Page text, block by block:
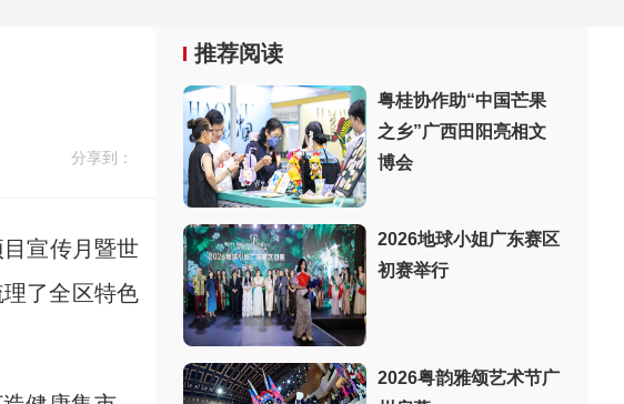
分享到：
宣传月暨世
了全区特色
推荐阅读
粤桂协作助“中国芒果
之乡”广西田阳亮相文
博会
2026地球小姐广东赛区
初赛举行
2026粤韵雅颂艺术节广